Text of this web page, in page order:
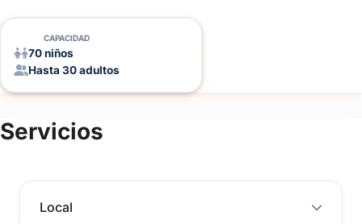
CAPACIDAD
70 niños
Hasta 30 adultos
Servicios
Local